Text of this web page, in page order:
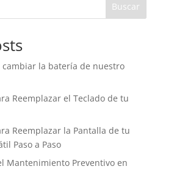
Buscar
cambiar la batería de nuestro
Reemplazar el Teclado de tu
Reemplazar la Pantalla de tu
Paso a Paso
Mantenimiento Preventivo en